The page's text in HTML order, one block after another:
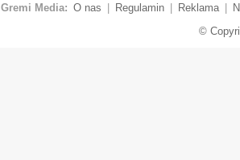
Gremi Media: O nas Regulamin Reklama
©